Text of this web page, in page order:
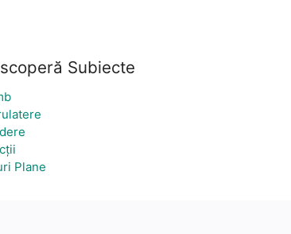
Subiecte
Plane